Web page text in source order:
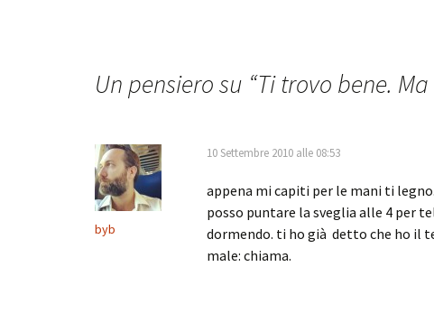
Un pensiero su “Ti trovo bene.
byb
10 Settembre 2010 alle 08:53
appena mi capiti per le mani ti
posso puntare la sveglia alle 4 per
dormendo. ti ho già detto che ho il
male: chiama.